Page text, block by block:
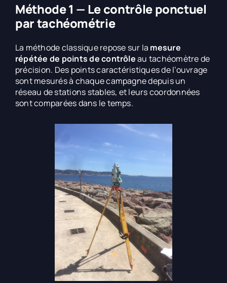
Méthode 1 — Le contrôle ponctuel
par tachéométrie
La méthode classique repose sur la mesure
répétée de points de contrôleau tachéomètre de
précision. Des points caractéristiques de l’ouvrage
sont mesurés à chaque campagne depuis un
réseau de stations stables, et leurs coordonnées
sont comparées dans le temps.